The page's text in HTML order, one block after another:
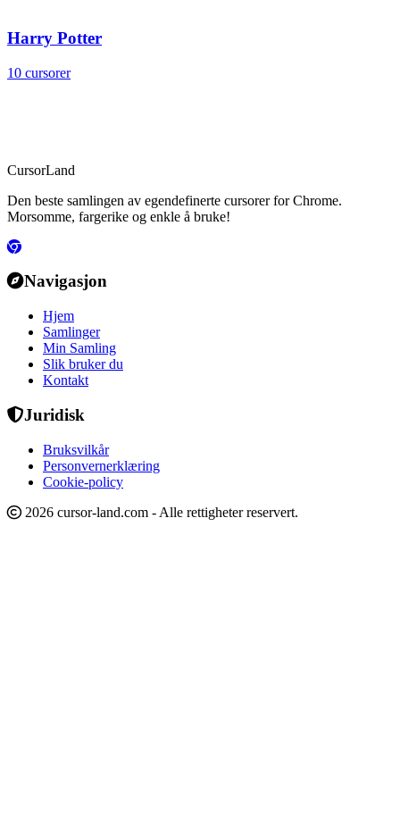
Harry Potter
10 cursorer
CursorLand
Den beste samlingen av egendefinerte cursorer for Chrome.
Morsomme, fargerike og enkle å bruke!
Navigasjon
Hjem
Samlinger
Min Samling
Slik bruker du
Kontakt
Juridisk
Bruksvilkår
Personvernerklæring
Cookie-policy
2026 cursor-land.com - Alle rettigheter reservert.